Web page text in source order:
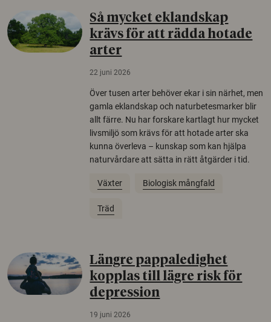
Så mycket eklandskap
krävs för att rädda hotade
arter
22 juni 2026
Över tusen arter behöver ekar i sin närhet, men
gamla eklandskap och naturbetesmarker blir
allt färre. Nu har forskare kartlagt hur mycket
livsmiljö som krävs för att hotade arter ska
kunna överleva – kunskap som kan hjälpa
naturvårdare att sätta in rätt åtgärder i tid.
Växter Biologisk mångfald
Träd
Längre pappaledighet
kopplas till lägre risk för
depression
19 juni 2026